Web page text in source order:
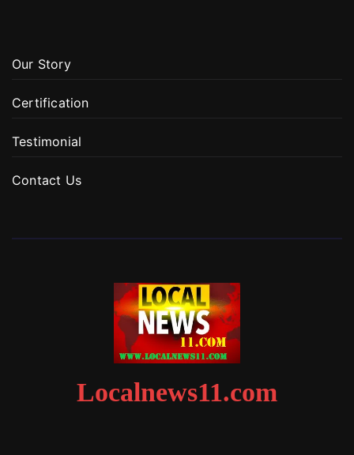
Our Story
Certification
Testimonial
Contact Us
Localnews11.com